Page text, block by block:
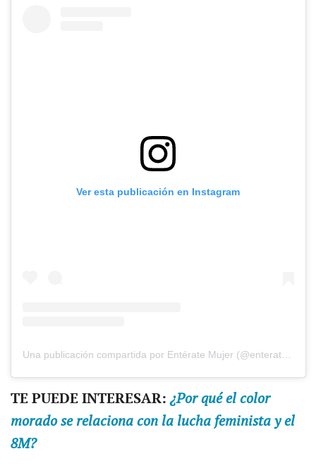
Ver esta publicación en Instagram
Una publicación compartida por Entérate Mujer (@enteratemujer)
TE PUEDE INTERESAR:¿Por qué el color
morado se relaciona con la lucha feminista y el
8M?